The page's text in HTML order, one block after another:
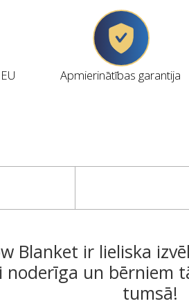
Apmierinātības garantija
Blanket ir lieliska
noderīga un bērniem
tumsā!